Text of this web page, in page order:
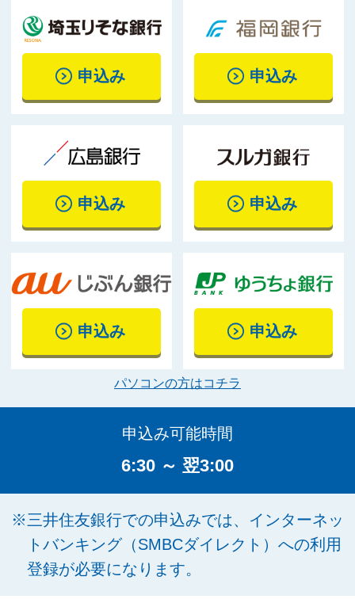
申込み 申込み
申込み 申込み
申込み 申込み
パソコンの方はコチラ
申込み可能時間
6:30 ～ 翌3:00
※三井住友銀行での申込みでは、インターネッ
トバンキング（SMBCダイレクト）への利用
登録が必要になります。